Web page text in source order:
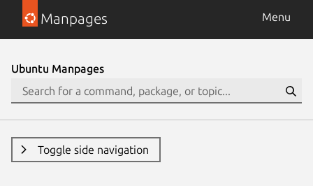
Manpages Menu
Ubuntu Manpages
Toggle side navigation